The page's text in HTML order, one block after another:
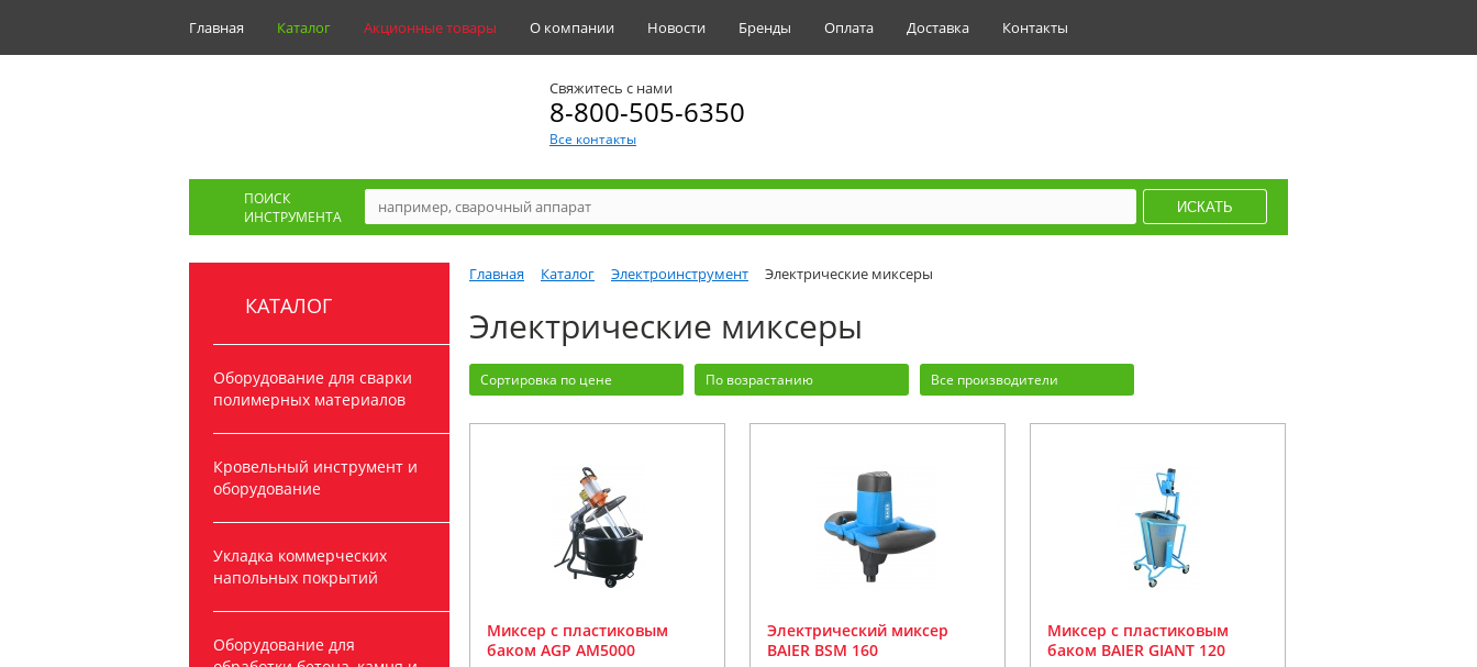
Главная Каталог Акционные товары О компании Новости Бренды Оплата Доставка Контакты
Свяжитесь с нами
8-800-505-6350
Все контакты
ПОИСК
ИНСТРУМЕНТА
КАТАЛОГ
Оборудование для сварки
полимерных материалов
Кровельный инструмент и
оборудование
Укладка коммерческих
напольных покрытий
Оборудование для
Главная Каталог Электроинструмент Электрические миксеры
Электрические миксеры
Сортировка по цене По возрастанию Все производители
Миксер с пластиковым
баком AGP AM5000
Электрический миксер
BAIER BSM 160
Миксер с пластиковым
баком BAIER GIANT 120